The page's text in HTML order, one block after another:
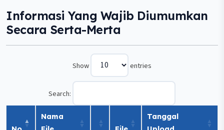
Informasi Yang Wajib Diumumkan
Secara Serta-Merta
Show entries
Search:
Nama
Tanggal